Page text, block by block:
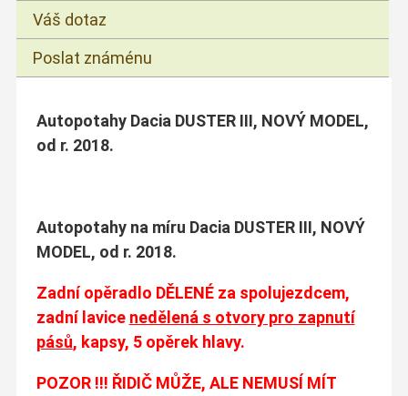
Váš dotaz
Poslat známénu
Autopotahy Dacia DUSTER III, NOVÝ MODEL,
od r. 2018.
Autopotahy na míru Dacia DUSTER III, NOVÝ
MODEL, od r. 2018.
Zadní opěradlo DĚLENÉ za spolujezdcem,
zadní lavice nedělená s otvory pro zapnutí
pásů, kapsy, 5 opěrek hlavy.
POZOR !!! ŘIDIČ MŮŽE, ALE NEMUSÍ MÍT